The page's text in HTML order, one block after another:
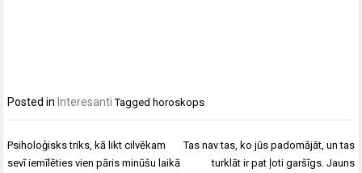
Posted in Interesanti Tagged horoskops
Ziņu
izvēlne
Psiholoģisks triks, kā likt cilvēkam
sevī iemīlēties vien pāris minūšu laikā
Tas nav tas, ko jūs padomājāt, un tas
turklāt ir pat ļoti garšīgs. Jauns